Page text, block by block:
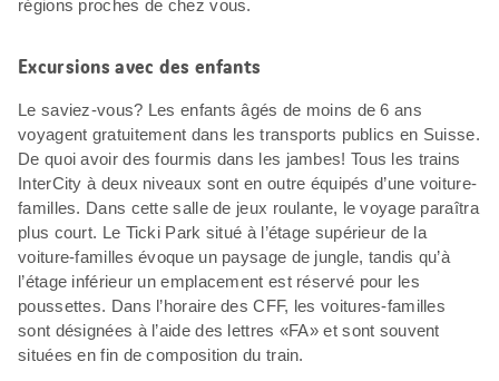
régions proches de chez vous.
Excursions avec des enfants
Le saviez-vous? Les enfants âgés de moins de 6 ans
voyagent gratuitement dans les transports publics en Suisse.
De quoi avoir des fourmis dans les jambes! Tous les trains
InterCity à deux niveaux sont en outre équipés d’une voiture-
familles. Dans cette salle de jeux roulante, le voyage paraîtra
plus court. Le Ticki Park situé à l’étage supérieur de la
voiture-familles évoque un paysage de jungle, tandis qu’à
l’étage inférieur un emplacement est réservé pour les
poussettes. Dans l’horaire des CFF, les voitures-familles
sont désignées à l’aide des lettres «FA» et sont souvent
situées en fin de composition du train.